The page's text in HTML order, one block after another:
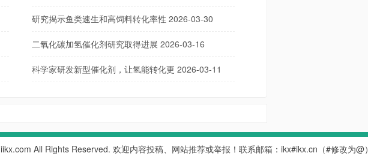
研究揭示鱼类速生和高饲料转化率性 2026-03-30
二氧化碳加氢催化剂研究取得进展 2026-03-16
科学家研发新型催化剂，让氢能转化更 2026-03-11
iikx.com All Rights Reserved. 欢迎内容投稿、网站推荐或举报！联系邮箱：ikx#ikx.cn（#修改为@）